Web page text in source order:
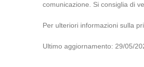
comunicazione. Si consiglia di
Per ulteriori informazioni sulla
Ultimo aggiornamento: 29/05/